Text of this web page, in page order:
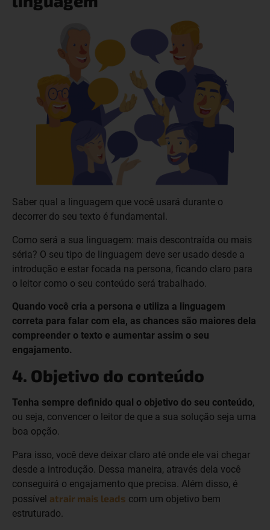
Saber qual a linguagem que você usará durante o
decorrer do seu texto é fundamental.
Como será a sua linguagem: mais descontraída ou mais
séria? O seu tipo de linguagem deve ser usado desde a
introdução e estar focada na persona, ficando claro para
o leitor como o seu conteúdo será trabalhado.
Quando você cria a persona e utiliza a linguagem
correta para falar com ela, as chances são maiores dela
compreender o texto e aumentar assim o seu
engajamento.
4. Objetivo do conteúdo
Tenha sempre definido qual o objetivo do seu conteúdo,
ou seja, convencer o leitor de que a sua solução seja uma
boa opção.
Para isso, você deve deixar claro até onde ele vai chegar
desde a introdução. Dessa maneira, através dela você
conseguirá o engajamento que precisa. Além disso, é
possível atrair mais leads com um objetivo bem
estruturado.